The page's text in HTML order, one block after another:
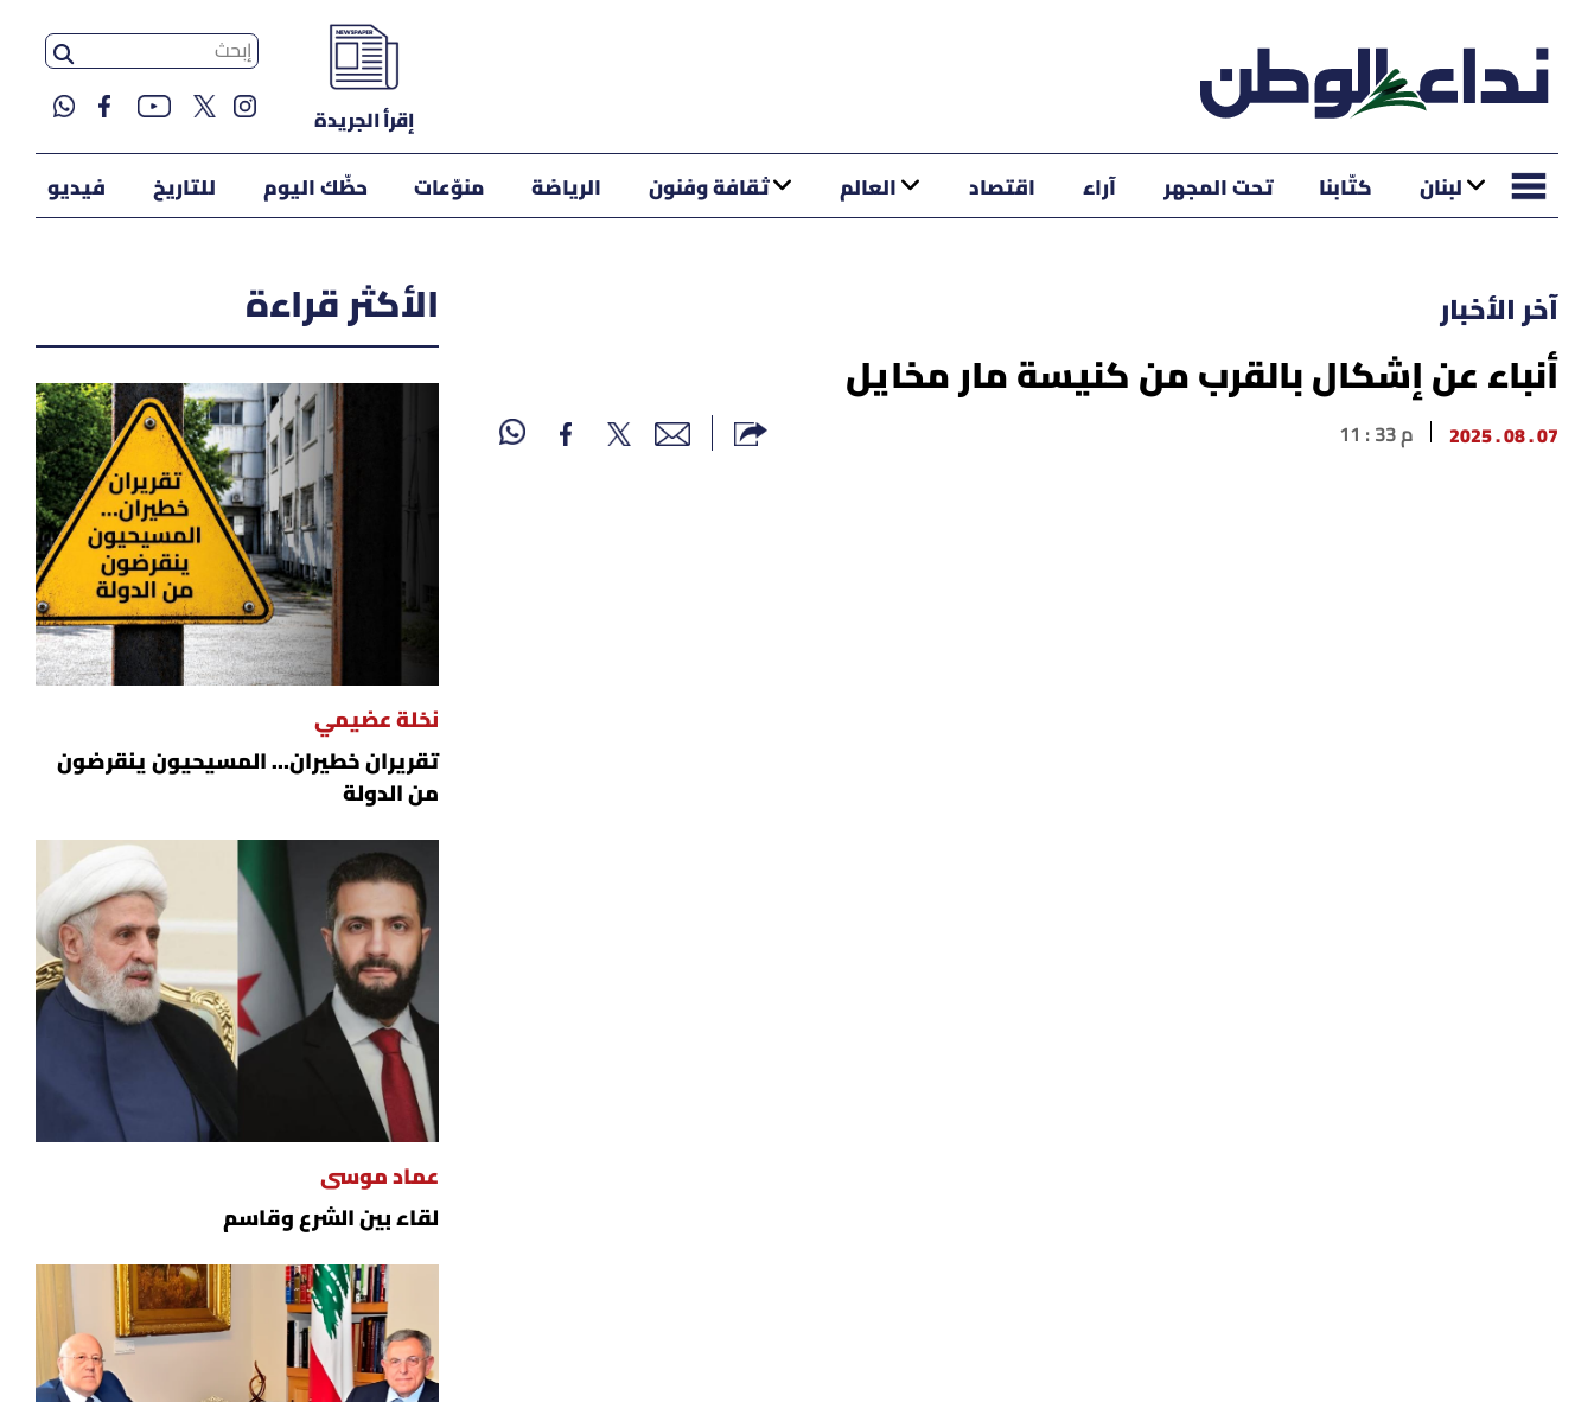
إقرأ الجريدة
لبنان كتّابنا تحت المجهر آراء اقتصاد العالم ثقافة وفنون الرياضة منوّعات حظّك اليوم للتاريخ فيديو
آخر الأخبار
أنباء عن إشكال بالقرب من كنيسة مار مخايل
07 . 08 . 2025 11 : 33 م
الأكثر قراءة
نخلة عضيمي
تقريران خطيران… المسيحيون ينقرضون
من الدولة
عماد موسى
لقاء بين الشرع وقاسم